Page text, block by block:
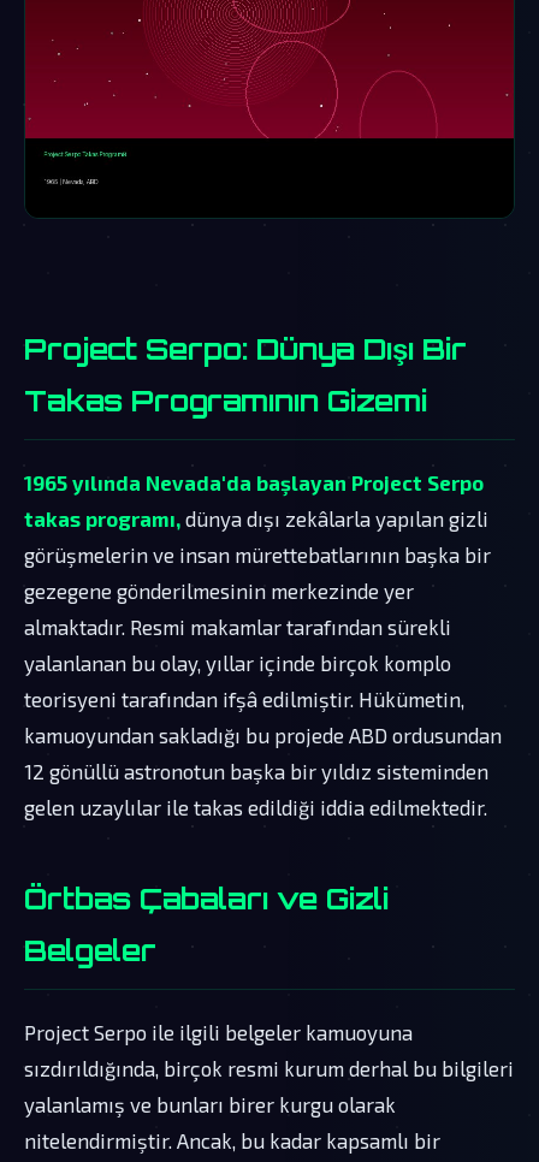
Project Serpo: Dünya Dışı Bir
Takas Programının Gizemi
1965 yılında Nevada'da başlayan Project Serpo
takas programı, dünya dışı zekâlarla yapılan gizli
görüşmelerin ve insan mürettebatlarının başka bir
gezegene gönderilmesinin merkezinde yer
almaktadır. Resmi makamlar tarafından sürekli
yalanlanan bu olay, yıllar içinde birçok komplo
teorisyeni tarafından ifşâ edilmiştir. Hükümetin,
kamuoyundan sakladığı bu projede ABD ordusundan
12 gönüllü astronotun başka bir yıldız sisteminden
gelen uzaylılar ile takas edildiği iddia edilmektedir.
Örtbas Çabaları ve Gizli
Belgeler
Project Serpo ile ilgili belgeler kamuoyuna
sızdırıldığında, birçok resmi kurum derhal bu bilgileri
yalanlamış ve bunları birer kurgu olarak
nitelendirmiştir. Ancak, bu kadar kapsamlı bir